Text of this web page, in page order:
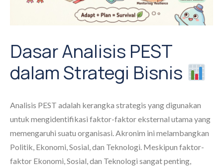
Dasar Analisis PEST
dalam Strategi Bisnis
Analisis PEST adalah kerangka strategis yang digunakan
untuk mengidentifikasi faktor-faktor eksternal utama yang
memengaruhi suatu organisasi. Akronim ini melambangkan
Politik, Ekonomi, Sosial, dan Teknologi. Meskipun faktor-
faktor Ekonomi, Sosial, dan Teknologi sangat penting,